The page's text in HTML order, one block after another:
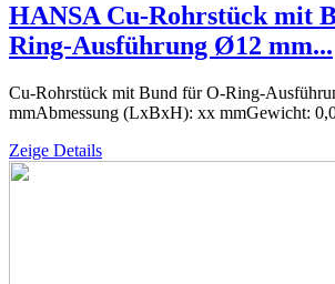
HANSA Cu-Rohrstück mit
Ring-Ausführung Ø12 mm...
Cu-Rohrstück mit Bund für O-Ring-
mmAbmessung (LxBxH): xx mmGewicht:
Zeige Details